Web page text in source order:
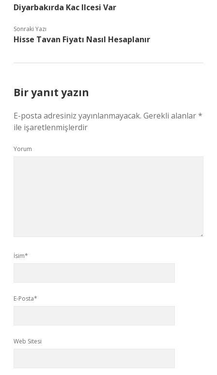
Diyarbakırda Kac Ilcesi Var
Sonraki Yazı
Hisse Tavan Fiyatı Nasıl Hesaplanır
Bir yanıt yazın
E-posta adresiniz yayınlanmayacak. Gerekli alanlar*
ile işaretlenmişlerdir
Yorum
İsim*
E-Posta*
Web Sitesi